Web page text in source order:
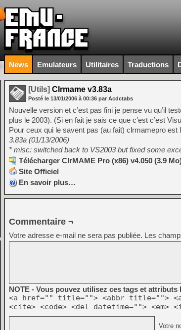
News Emulateurs Utilitaires Traductions
[Utils] Clrmame v3.83a
Posté le 13/01/2006 à 00:36 par Acdctabs
Nouvelle version et c’est pas fini je pense vu qu’il
plus le 2003). (Si en fait je sais ce que c’est c’est
Pour ceux qui le savent pas (au fait) clrmamepro
3.83a (01/13/2006)
* misc: switched back to VS2003 but fixed some
Télécharger ClrMAME Pro (x86) v4.050 (3.9
Site Officiel
En savoir plus…
Commentaire ¬
Votre adresse e-mail ne sera pas publiée. Les
NOTE - Vous pouvez utilisez ces tags et attributs
<a href="" title=""> <abbr title="">
<cite> <code> <del datetime="">
Votre